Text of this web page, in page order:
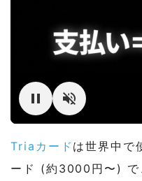
Triaカード は世界中で
ード (約3000円〜) で